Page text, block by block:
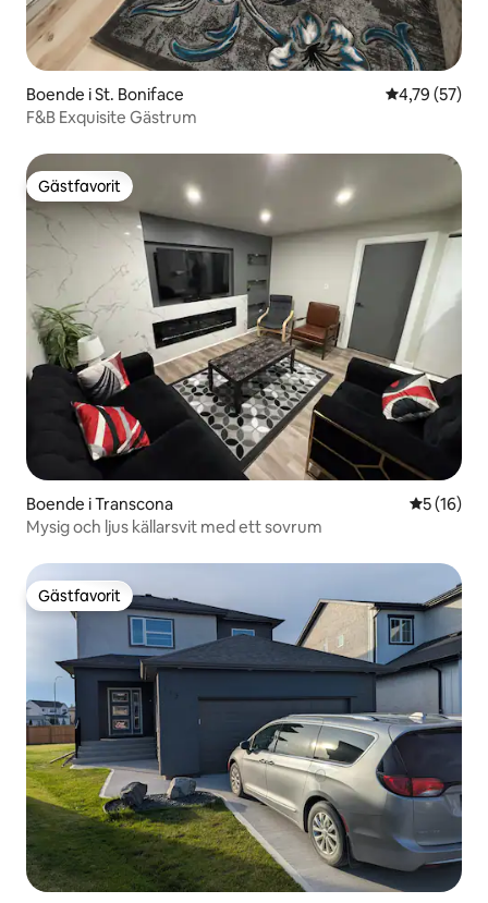
Boende i St. Boniface 4,79 av 5 i
4,79 (57)
F&B Exquisite Gästrum
Gästfavorit
Gästfavorit
Boende i Transcona 5 av 5 i
5 (16)
Mysig och ljus källarsvit med ett sovrum
Gästfavorit
Gästfavorit